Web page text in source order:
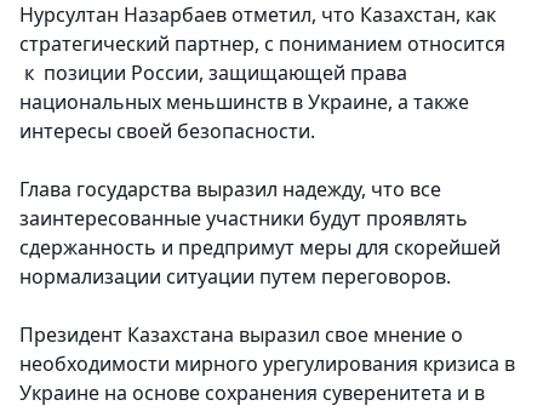
Нурсултан Назарбаев отметил, что Казахстан, как
стратегический партнер, с пониманием относится
к позиции России, защищающей права
национальных меньшинств в Украине, а также
интересы своей безопасности.
Глава государства выразил надежду, что все
заинтересованные участники будут проявлять
сдержанность и предпримут меры для скорейшей
нормализации ситуации путем переговоров.
Президент Казахстана выразил свое мнение о
необходимости мирного урегулирования кризиса в
Украине на основе сохранения суверенитета и в